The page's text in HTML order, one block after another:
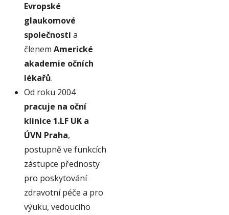
Evropské
glaukomové
společnosti a
členem Americké
akademie očních
lékařů.
Od roku 2004
pracuje na oční
klinice 1.LF UK a
ÚVN Praha,
postupně ve funkcích
zástupce přednosty
pro poskytování
zdravotní péče a pro
výuku, vedoucího